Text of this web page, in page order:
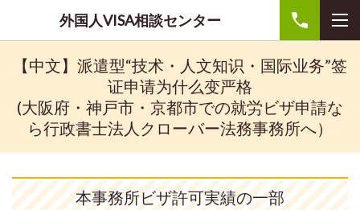
外国人VISA相談センター
【中文】派遣型“技术・人文知识・国际业务”签
证申请为什么变严格
(大阪府・神戸市・京都市での就労ビザ申請な
ら行政書士法人クローバー法務事務所へ）
本事務所ビザ許可実績の一部